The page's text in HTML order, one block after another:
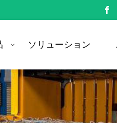
ソリューション